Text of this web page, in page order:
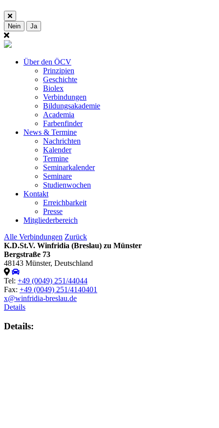
Nein Ja
Über den ÖCV
Prinzipien
Geschichte
Biolex
Verbindungen
Bildungsakademie
Academia
Farbenfinder
News & Termine
Nachrichten
Kalender
Termine
Seminarkalender
Seminare
Studienwochen
Kontakt
Erreichbarkeit
Presse
Mitgliederbereich
Alle Verbindungen Zurück
K.D.St.V. Winfridia (Breslau) zu Münster
Bergstraße 73
48143 Münster, Deutschland
Tel: +49 (0049) 251/44044
Fax: +49 (0049) 251/4140401
x@winfridia-breslau.de
Details
Details: